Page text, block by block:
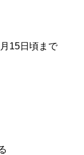
15日頃まで